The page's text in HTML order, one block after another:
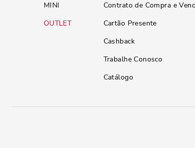
MINI
OUTLET
Contrato de Compra e
Cartão Presente
Cashback
Trabalhe Conosco
Catálogo